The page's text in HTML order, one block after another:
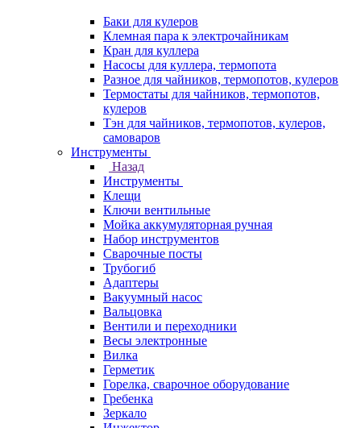
Баки для кулеров
Клемная пара к электрочайникам
Кран для куллера
Насосы для куллера, термопота
Разное для чайников, термопотов, кулеров
Термостаты для чайников, термопотов,
кулеров
Тэн для чайников, термопотов, кулеров,
самоваров
Инструменты
Назад
Инструменты
Клещи
Ключи вентильные
Мойка аккумуляторная ручная
Набор инструментов
Сварочные посты
Трубогиб
Aдаптеры
Вакуумный насос
Вальцовка
Вентили и переходники
Весы электронные
Вилка
Герметик
Горелка, сварочное оборудование
Гребенка
Зеркало